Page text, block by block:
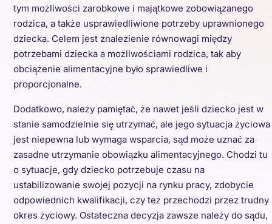
tym możliwości zarobkowe i majątkowe zobowiązanego
rodzica, a także usprawiedliwione potrzeby uprawnionego
dziecka. Celem jest znalezienie równowagi między
potrzebami dziecka a możliwościami rodzica, tak aby
obciążenie alimentacyjne było sprawiedliwe i
proporcjonalne.
Dodatkowo, należy pamiętać, że nawet jeśli dziecko jest w
stanie samodzielnie się utrzymać, ale jego sytuacja życiowa
jest niepewna lub wymaga wsparcia, sąd może uznać za
zasadne utrzymanie obowiązku alimentacyjnego. Chodzi tu
o sytuacje, gdy dziecko potrzebuje czasu na
ustabilizowanie swojej pozycji na rynku pracy, zdobycie
odpowiednich kwalifikacji, czy też przechodzi przez trudny
okres życiowy. Ostateczna decyzja zawsze należy do sądu,